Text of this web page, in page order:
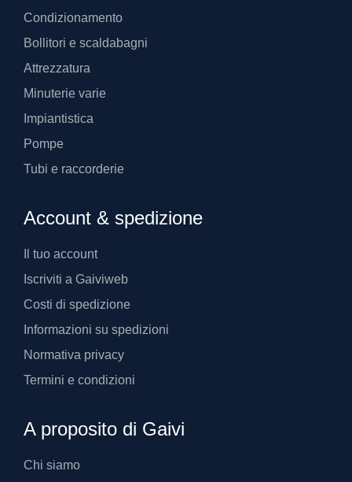
Condizionamento
Bollitori e scaldabagni
Attrezzatura
Minuterie varie
Impiantistica
Pompe
Tubi e raccorderie
Account & spedizione
Il tuo account
Iscriviti a Gaiviweb
Costi di spedizione
Informazioni su spedizioni
Normativa privacy
Termini e condizioni
A proposito di Gaivi
Chi siamo